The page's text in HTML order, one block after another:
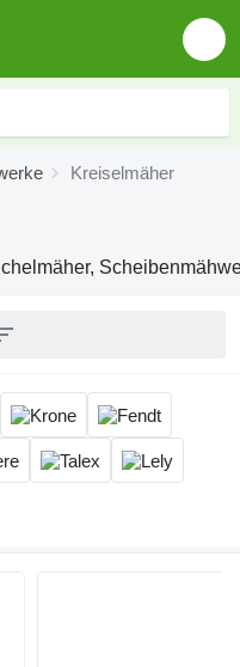
Kreiselmäher